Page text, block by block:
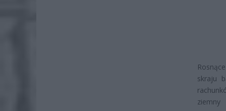
skraju